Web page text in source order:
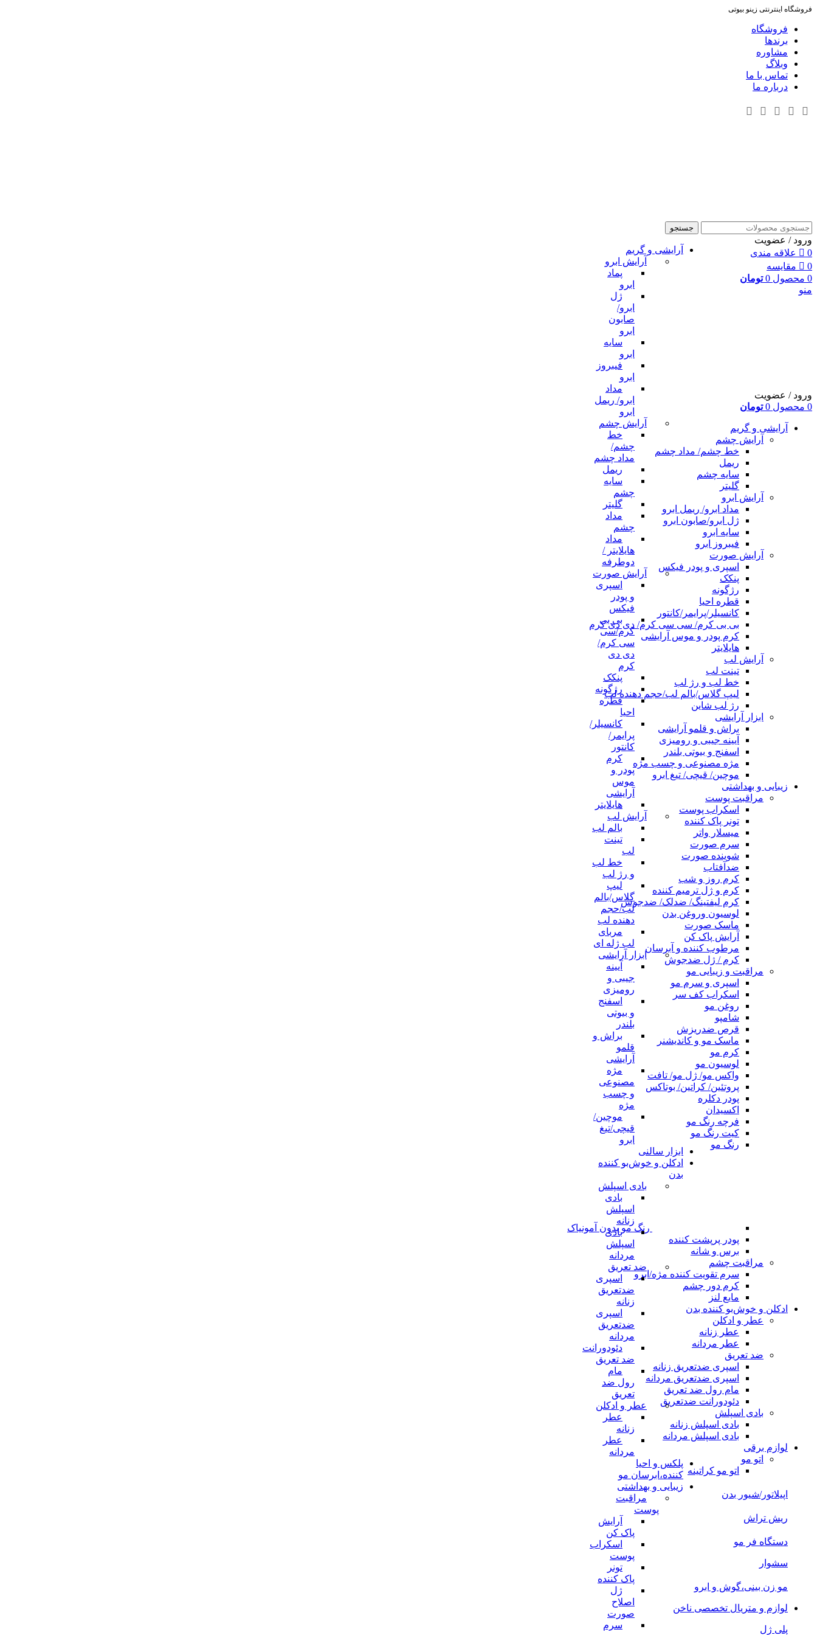
فروشگاه اینترنتی زینو بیوتی
فروشگاه
برندها
مشاوره
وبلاگ
تماس با ما
درباره ما
آرایشی و گریم
آرایش ابرو
پماد
ابرو
ژل
ابرو/
صابون
ابرو
سایه
ابرو
فیبروز
ابرو
مداد
ابرو/ ریمل
ابرو
آرایش چشم
خط
چشم/
مداد چشم
ریمل
سایه
چشم
گلیتر
مداد
چشم
مداد
هایلایتر /
دوطرفه
آرایش صورت
اسپری
و پودر
فیکس
بی بی
کرم/سی
سی کرم/
دی دی
کرم
پنکک
رژگونه
قطره
احیا
کانسیلر/
پرایمر/
کانتور
کرم
پودر و
موس
آرایشی
هایلایتر
آرایش لب
بالم لب
تینت
لب
خط لب
و رژ لب
لیپ
گلاس/بالم
لب/حجم
دهنده لب
مربای
لب ژله ای
ابزار آرایشی
آیینه
جیبی و
رومیزی
اسفنج
و بیوتی
بلندر
براش و
قلمو
آرایشی
مژه
مصنوعی
و چسب
مژه
موچین/
قیچی/تیغ
ابرو
ابزار سالنی
ادکلن و خوش‌بو کننده
بدن
بادی اسپلش
بادی
اسپلش
زنانه
بادی
اسپلش
مردانه
ضد تعریق
اسپری
ضدتعریق
زنانه
اسپری
ضدتعریق
مردانه
دئودورانت
ضد تعریق
مام
رول ضد
تعریق
عطر و ادکلن
عطر
زنانه
عطر
مردانه
پلکس و احیا
کننده،ابرسان مو
زیبایی و بهداشتی
مراقبت
پوست
آرایش
پاک کن
اسکراب
پوست
تونر
پاک کننده
ژل
اصلاح
صورت
سرم
جستجو
ورود / عضویت
0
علاقه مندی
0
مقایسه
0 محصول 0 تومان
منو
ورود / عضویت
0 محصول 0 تومان
آرایشی و گریم
آرایش چشم
خط چشم/ مداد چشم
ریمل
سایه چشم
گلیتر
آرایش ابرو
مداد ابرو/ ریمل ابرو
ژل ابرو/صابون ابرو
سایه ابرو
فیبروز ابرو
آرایش صورت
اسپری و پودر فیکس
پنکک
رژگونه
قطره احیا
کانسیلر/پرایمر/کانتور
بی بی کرم/ سی سی کرم/ دی دی کرم
کرم پودر و موس آرایشی
هایلایتر
آرایش لب
تینت لب
خط لب و رژ لب
لیپ گلاس/بالم لب/حجم دهنده لب
رژ لب شاین
ابزار آرایشی
براش و قلمو آرایشی
آیینه جیبی و رومیزی
اسفنج و بیوتی بلندر
مژه مصنوعی و چسب مژه
موچین/ قیچی/ تیغ ابرو
زیبایی و بهداشتی
مراقبت پوست
اسکراب پوست
تونر پاک کننده
میسلار واتر
سرم صورت
شوینده صورت
ضدآفتاب
کرم روز و شب
کرم و ژل ترمیم کننده
کرم لیفتینگ/ ضدلک/ ضدجوش
لوسیون وروغن بدن
ماسک صورت
آرایش پاک کن
مرطوب کننده و آبرسان
کرم / ژل ضدجوش
مراقبت و زیبایی مو
اسپری و سرم مو
اسکراب کف سر
روغن مو
شامپو
قرص ضدریزش
ماسک مو و کاندیشنر
کرم مو
لوسیون مو
واکس مو/ ژل مو/ تافت
پروتئین/ کراتین/ بوتاکس
پودر دکلره
اکسیدان
فرچه رنگ مو
کیت رنگ مو
رنگ مو
رنگ مو بدون آمونیاک
پودر پرپشت کننده
برس و شانه
مراقبت چشم
سرم تقویت کننده مژه/ابرو
کرم دور چشم
مایع لنز
ادکلن و خوش‌بو کننده بدن
عطر و ادکلن
عطر زنانه
عطر مردانه
ضد تعریق
اسپری ضدتعریق زنانه
اسپری ضدتعریق مردانه
مام رول ضد تعریق
دئودورانت ضدتعریق
بادی اسپلش
بادی اسپلش زنانه
بادی اسپلش مردانه
لوازم برقی
اتو مو
اتو مو کراتینه
اپیلاتور/شیور بدن
ریش تراش
دستگاه فر مو
سشوار
مو زن بینی،گوش و ابرو
لوازم و متریال تخصصی ناخن
پلی ژل